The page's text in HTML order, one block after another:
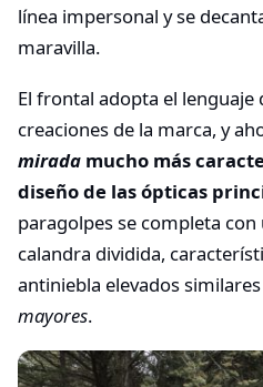
línea impersonal y se
maravilla.
El frontal adopta el lenguaje
creaciones de la marca, y
mirada mucho más
diseño de las ópticas
paragolpes se completa
calandra dividida,
antiniebla elevados
mayores.